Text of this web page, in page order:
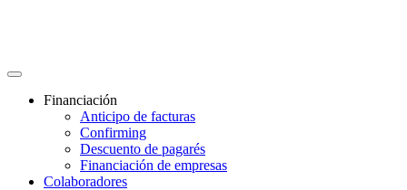
Financiación
Anticipo de facturas
Confirming
Descuento de pagarés
Financiación de empresas
Colaboradores